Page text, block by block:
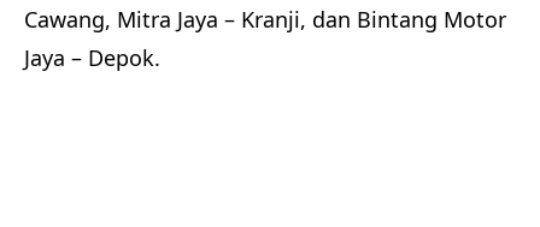
Cawang, Mitra Jaya – Kranji, dan Bintang Motor
Jaya – Depok.